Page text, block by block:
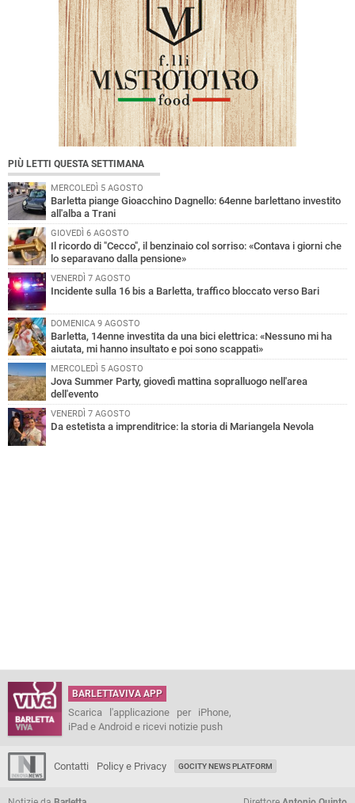
PIÙ LETTI QUESTA SETTIMANA
MERCOLEDÌ 5 AGOSTO
Barletta piange Gioacchino Dagnello: 64enne barlettano investito
all'alba a Trani
GIOVEDÌ 6 AGOSTO
Il ricordo di "Cecco", il benzinaio col sorriso: «Contava i giorni che
lo separavano dalla pensione»
VENERDÌ 7 AGOSTO
Incidente sulla 16 bis a Barletta, traffico bloccato verso Bari
DOMENICA 9 AGOSTO
Barletta, 14enne investita da una bici elettrica: «Nessuno mi ha
aiutata, mi hanno insultato e poi sono scappati»
MERCOLEDÌ 5 AGOSTO
Jova Summer Party, giovedì mattina sopralluogo nell'area
dell'evento
VENERDÌ 7 AGOSTO
Da estetista a imprenditrice: la storia di Mariangela Nevola
BARLETTAVIVA APP
Scarica l'applicazione per iPhone,
iPad e Android e ricevi notizie push
Contatti Policy e Privacy GOCITY NEWS PLATFORM